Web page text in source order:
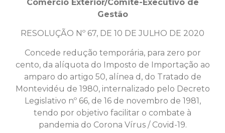
Comércio Exterior/Comitê-Executivo de
Gestão
RESOLUÇÃO Nº 67, DE 10 DE JULHO DE 2020
Concede redução temporária, para zero por
cento, da alíquota do Imposto de Importação ao
amparo do artigo 50, alínea d, do Tratado de
Montevidéu de 1980, internalizado pelo Decreto
Legislativo nº 66, de 16 de novembro de 1981,
tendo por objetivo facilitar o combate à
pandemia do Corona Vírus / Covid-19.